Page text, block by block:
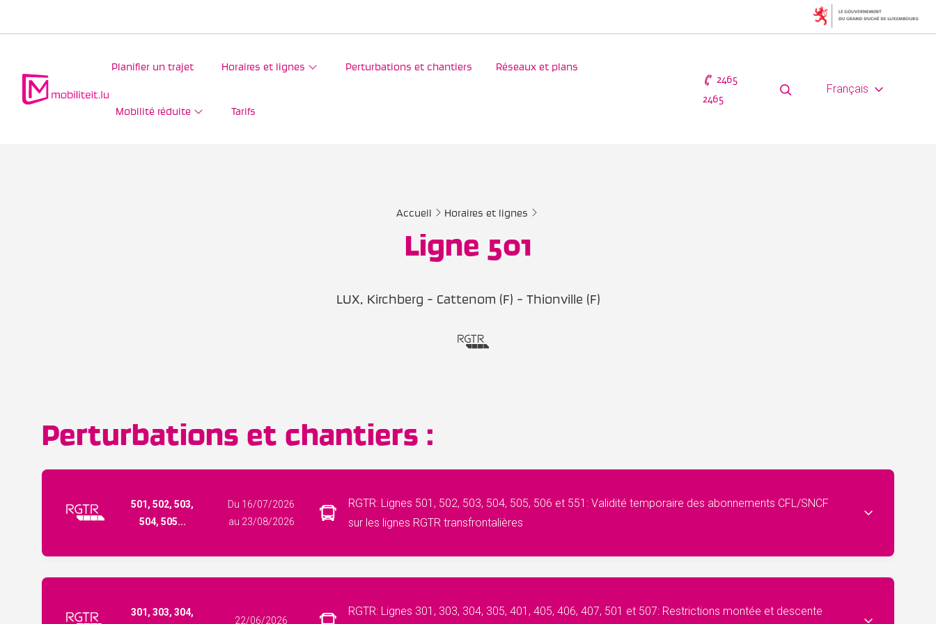
Planifier un trajet Horaires et lignes Perturbations et chantiers Réseaux et plans
Mobilité réduite Tarifs
2465
2465
Français
Accueil Horaires et lignes
Ligne 501
LUX, Kirchberg - Cattenom (F) - Thionville (F)
Perturbations et chantiers :
501, 502, 503,
504, 505...
Du 16/07/2026
au 23/08/2026
RGTR: Lignes 501, 502, 503, 504, 505, 506 et 551: Validité temporaire des abonnements CFL/SNCF
sur les lignes RGTR transfrontalières
301, 303, 304,
22/06/2026
RGTR: Lignes 301, 303, 304, 305, 401, 405, 406, 407, 501 et 507: Restrictions montée et descente